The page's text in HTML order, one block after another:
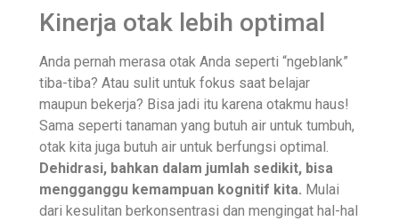
Kinerja otak lebih optimal
Anda pernah merasa otak Anda seperti “ngeblank”
tiba-tiba? Atau sulit untuk fokus saat belajar
maupun bekerja? Bisa jadi itu karena otakmu haus!
Sama seperti tanaman yang butuh air untuk tumbuh,
otak kita juga butuh air untuk berfungsi optimal.
Dehidrasi, bahkan dalam jumlah sedikit, bisa
mengganggu kemampuan kognitif kita. Mulai
dari kesulitan berkonsentrasi dan mengingat hal-hal